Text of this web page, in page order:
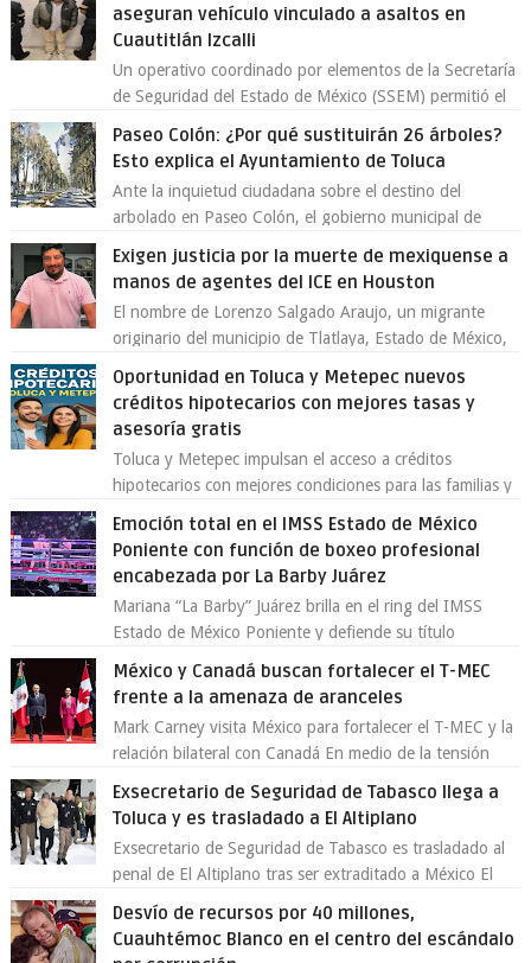
aseguran vehículo vinculado a asaltos en
Cuautitlán Izcalli
Un operativo coordinado por elementos de la Secretaría
de Seguridad del Estado de México (SSEM) permitió el
Paseo Colón: ¿Por qué sustituirán 26 árboles?
Esto explica el Ayuntamiento de Toluca
Ante la inquietud ciudadana sobre el destino del
arbolado en Paseo Colón, el gobierno municipal de
Exigen justicia por la muerte de mexiquense a
manos de agentes del ICE en Houston
El nombre de Lorenzo Salgado Araujo, un migrante
originario del municipio de Tlatlaya, Estado de México,
Oportunidad en Toluca y Metepec nuevos
créditos hipotecarios con mejores tasas y
asesoría gratis
Toluca y Metepec impulsan el acceso a créditos
hipotecarios con mejores condiciones para las familias y
Emoción total en el IMSS Estado de México
Poniente con función de boxeo profesional
encabezada por La Barby Juárez
Mariana “La Barby” Juárez brilla en el ring del IMSS
Estado de México Poniente y defiende su título
México y Canadá buscan fortalecer el T-MEC
frente a la amenaza de aranceles
Mark Carney visita México para fortalecer el T-MEC y la
relación bilateral con Canadá En medio de la tensión
Exsecretario de Seguridad de Tabasco llega a
Toluca y es trasladado a El Altiplano
Exsecretario de Seguridad de Tabasco es trasladado al
penal de El Altiplano tras ser extraditado a México El
exsecretario de Seguridad Públi...
Desvío de recursos por 40 millones,
Cuauhtémoc Blanco en el centro del escándalo